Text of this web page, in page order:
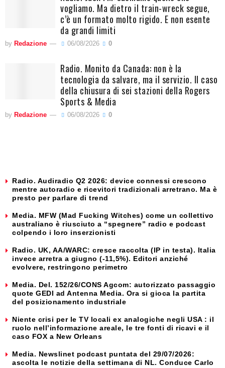
vogliamo. Ma dietro il train-wreck segue,
c’è un formato molto rigido. E non esente
da grandi limiti
by Redazione 06/08/2026 0
Radio. Monito da Canada: non è la
tecnologia da salvare, ma il servizio. Il caso
della chiusura di sei stazioni della Rogers
Sports & Media
by Redazione 06/08/2026 0
Radio. Audiradio Q2 2026: device connessi crescono
mentre autoradio e ricevitori tradizionali arretrano. Ma è
presto per parlare di trend
Media. MFW (Mad Fucking Witches) come un collettivo
australiano è riusciuto a “spegnere” radio e podcast
colpendo i loro inserzionisti
Radio. UK, AA/WARC: cresce raccolta (IP in testa). Italia
invece arretra a giugno (-11,5%). Editori anziché
evolvere, restringono perimetro
Media. Del. 152/26/CONS Agcom: autorizzato passaggio
quote GEDI ad Antenna Media. Ora si gioca la partita
del posizionamento industriale
Niente crisi per le TV locali ex analogiche negli USA : il
ruolo nell’informazione areale, le tre fonti di ricavi e il
caso FOX a New Orleans
Media. Newslinet podcast puntata del 29/07/2026:
ascolta le notizie della settimana di NL. Conduce Carlo